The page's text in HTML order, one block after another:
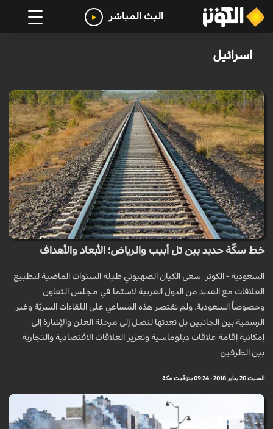
البث المباشر
اسرائیل
خط سكّة حديد بين تل أبيب والرياض؛ الأبعاد والأهداف
السعودية - الكوثر: سعى الكيان الصهيوني طيلة السنوات الماضية لتطبيع
العلاقات مع العديد من الدول العربية لاسيّما في مجلس التعاون
وخصوصاً السعودية. ولم تقتصر هذه المساعي على اللقاءات السريّة وغير
الرسمية بين الجانبين بل تعدتها لتصل إلى مرحلة العلن والإشارة إلى
إمكانية إقامة علاقات دبلوماسية وتعزيز العلاقات الاقتصادية والتجارية
بين الطرفين.
السبت 20 يناير 2018 - 09:24 بتوقيت مكة